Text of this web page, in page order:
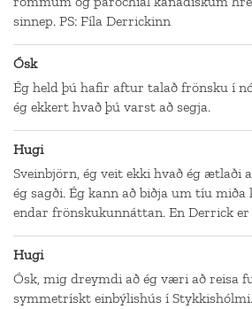
sinnep. PS: Fíla Derrickinn
Ósk
Ég held þú hafir aftur talað frönsku í
ég ekkert hvað þú varst að segja.
Hugi
Sveinbjörn, ég veit ekki hvað ég ætlaði
ég sagði. Ég kann að biðja um tíu
endar frönskukunnáttan. En Derrick er
Hugi
Ósk, mig dreymdi að ég væri að reisa
symmetrískt einbýlishús í